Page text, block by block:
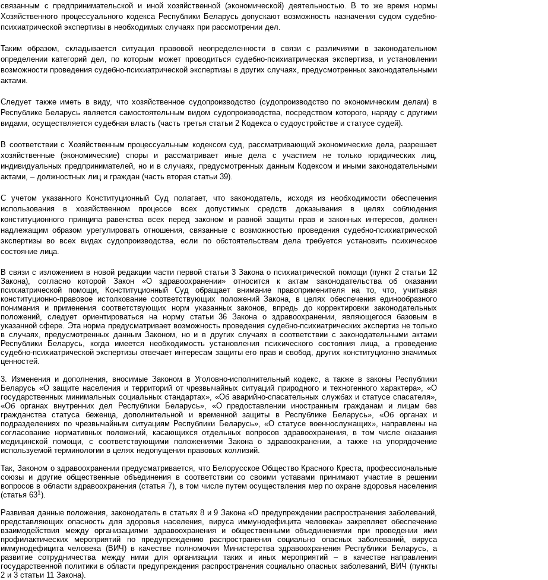
связанным с предпринимательской и иной хозяйственной (экономической) деятельностью. В то же время нормы
Хозяйственного процессуального кодекса Республики Беларусь допускают возможность назначения судом судебно-
психиатрической экспертизы в необходимых случаях при рассмотрении дел.
Таким образом, складывается ситуация правовой неопределенности в связи с различиями в законодательном
определении категорий дел, по которым может проводиться судебно-психиатрическая экспертиза, и установлении
возможности проведения судебно-психиатрической экспертизы в других случаях, предусмотренных законодательными
актами.
Следует также иметь в виду, что хозяйственное судопроизводство (судопроизводство по экономическим делам) в
Республике Беларусь является самостоятельным видом судопроизводства, посредством которого, наряду с другими
видами, осуществляется судебная власть (часть третья статьи 2 Кодекса о судоустройстве и статусе судей).
В соответствии с Хозяйственным процессуальным кодексом суд, рассматривающий экономические дела, разрешает
хозяйственные (экономические) споры и рассматривает иные дела с участием не только юридических лиц,
индивидуальных предпринимателей, но и в случаях, предусмотренных данным Кодексом и иными законодательными
актами, – должностных лиц и граждан (часть вторая статьи 39).
С учетом указанного Конституционный Суд полагает, что законодатель, исходя из необходимости обеспечения
использования в хозяйственном процессе всех допустимых средств доказывания в целях соблюдения
конституционного принципа равенства всех перед законом и равной защиты прав и законных интересов, должен
надлежащим образом урегулировать отношения, связанные с возможностью проведения судебно-психиатрической
экспертизы во всех видах судопроизводства, если по обстоятельствам дела требуется установить психическое
состояние лица.
В связи с изложением в новой редакции части первой статьи 3 Закона о психиатрической помощи (пункт 2 статьи 12
Закона), согласно которой Закон «О здравоохранении» относится к актам законодательства об оказании
психиатрической помощи, Конституционный Суд обращает внимание правоприменителя на то, что, учитывая
конституционно-правовое истолкование соответствующих положений Закона, в целях обеспечения единообразного
понимания и применения соответствующих норм указанных законов, впредь до корректировки законодательных
положений, следует ориентироваться на норму статьи 36 Закона о здравоохранении, являющегося базовым в
указанной сфере. Эта норма предусматривает возможность проведения судебно-психиатрических экспертиз не только
в случаях, предусмотренных данным Законом, но и в других случаях в соответствии с законодательными актами
Республики Беларусь, когда имеется необходимость установления психического состояния лица, а проведение
судебно-психиатрической экспертизы отвечает интересам защиты его прав и свобод, других конституционно значимых
ценностей.
3. Изменения и дополнения, вносимые Законом в Уголовно-исполнительный кодекс, а также в законы Республики
Беларусь «О защите населения и территорий от чрезвычайных ситуаций природного и техногенного характера», «О
государственных минимальных социальных стандартах», «Об аварийно-спасательных службах и статусе спасателя»,
«Об органах внутренних дел Республики Беларусь», «О предоставлении иностранным гражданам и лицам без
гражданства статуса беженца, дополнительной и временной защиты в Республике Беларусь», «Об органах и
подразделениях по чрезвычайным ситуациям Республики Беларусь», «О статусе военнослужащих», направлены на
согласование нормативных положений, касающихся отдельных вопросов здравоохранения, в том числе оказания
медицинской помощи, с соответствующими положениями Закона о здравоохранении, а также на упорядочение
используемой терминологии в целях недопущения правовых коллизий.
Так, Законом о здравоохранении предусматривается, что Белорусское Общество Красного Креста, профессиональные
союзы и другие общественные объединения в соответствии со своими уставами принимают участие в решении
вопросов в области здравоохранения (статья 7), в том числе путем осуществления мер по охране здоровья населения
(статья 631).
Развивая данные положения, законодатель в статьях 8 и 9 Закона «О предупреждении распространения заболеваний,
представляющих опасность для здоровья населения, вируса иммунодефицита человека» закрепляет обеспечение
взаимодействия между организациями здравоохранения и общественными объединениями при проведении ими
профилактических мероприятий по предупреждению распространения социально опасных заболеваний, вируса
иммунодефицита человека (ВИЧ) в качестве полномочия Министерства здравоохранения Республики Беларусь, а
развитие сотрудничества между ними для организации таких и иных мероприятий – в качестве направления
государственной политики в области предупреждения распространения социально опасных заболеваний, ВИЧ (пункты
2 и 3 статьи 11 Закона).